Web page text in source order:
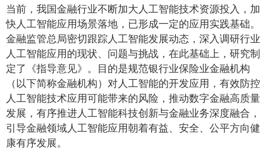
当前，我国金融行业不断加大人工智能技术资源投入，加
快人工智能应用场景落地，已形成一定的应用实践基础。
金融监管总局密切跟踪人工智能发展动态，深入调研行业
人工智能应用的现状、问题与挑战，在此基础上，研究制
定了《指导意见》。目的是规范银行业保险业金融机构
（以下简称金融机构）对人工智能的开发应用，有效防控
人工智能技术应用可能带来的风险，推动数字金融高质量
发展，有序推进人工智能科技创新与金融业务深度融合，
引导金融领域人工智能应用朝着有益、安全、公平方向健
康有序发展。